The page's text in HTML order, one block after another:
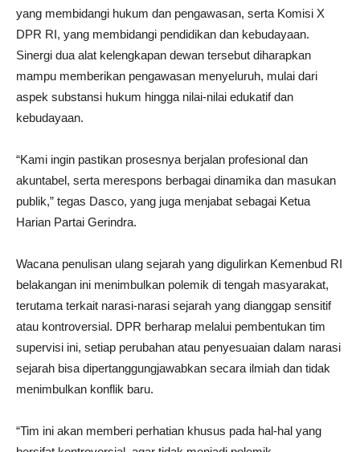
yang membidangi hukum dan pengawasan, serta Komisi X
DPR RI, yang membidangi pendidikan dan kebudayaan.
Sinergi dua alat kelengkapan dewan tersebut diharapkan
mampu memberikan pengawasan menyeluruh, mulai dari
aspek substansi hukum hingga nilai-nilai edukatif dan
kebudayaan.
“Kami ingin pastikan prosesnya berjalan profesional dan
akuntabel, serta merespons berbagai dinamika dan masukan
publik,” tegas Dasco, yang juga menjabat sebagai Ketua
Harian Partai Gerindra.
Wacana penulisan ulang sejarah yang digulirkan Kemenbud RI
belakangan ini menimbulkan polemik di tengah masyarakat,
terutama terkait narasi-narasi sejarah yang dianggap sensitif
atau kontroversial. DPR berharap melalui pembentukan tim
supervisi ini, setiap perubahan atau penyesuaian dalam narasi
sejarah bisa dipertanggungjawabkan secara ilmiah dan tidak
menimbulkan konflik baru.
“Tim ini akan memberi perhatian khusus pada hal-hal yang